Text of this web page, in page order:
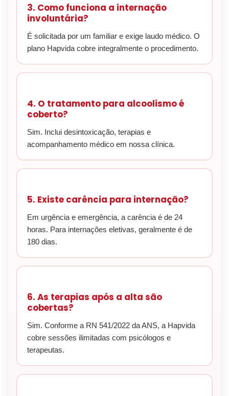
3. Como funciona a internação
involuntária?
É solicitada por um familiar e exige laudo médico. O
plano Hapvida cobre integralmente o procedimento.
4. O tratamento para alcoolismo é
coberto?
Sim. Inclui desintoxicação, terapias e
acompanhamento médico em nossa clínica.
5. Existe carência para internação?
Em urgência e emergência, a carência é de 24
horas. Para internações eletivas, geralmente é de
180 dias.
6. As terapias após a alta são
cobertas?
Sim. Conforme a RN 541/2022 da ANS, a Hapvida
cobre sessões ilimitadas com psicólogos e
terapeutas.